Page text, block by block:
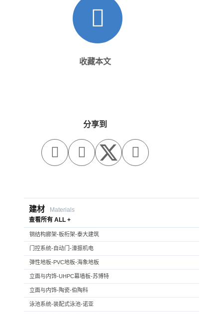
收藏本文
分享到
  
建材
Materials
查看所有 ALL +
钢结构廊架-板桁架-泰大建筑
门控系统-自动门-濠振机电
弹性地板-PVC地板-海象地板
立面与内饰-UHPC幕墙板-苏博特
立面与内饰-陶瓷-伯陶科
泳池系统-装配式泳池-诺亚